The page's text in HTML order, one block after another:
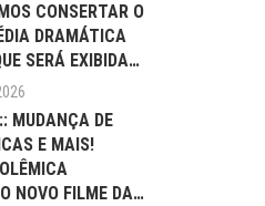
CONSERTAR O
DRAMÁTICA
SERÁ EXIBIDA
08)
MUDANÇA DE
E MAIS!
NOVO FILME DA